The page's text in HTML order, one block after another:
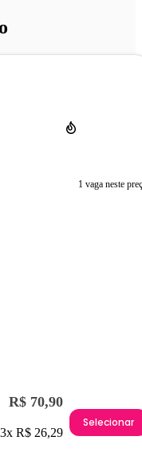
1 vaga neste
R$ 70,90
3x R$ 26,29
Selecionar